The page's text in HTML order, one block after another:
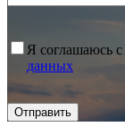
Я соглашаюсь с
данных